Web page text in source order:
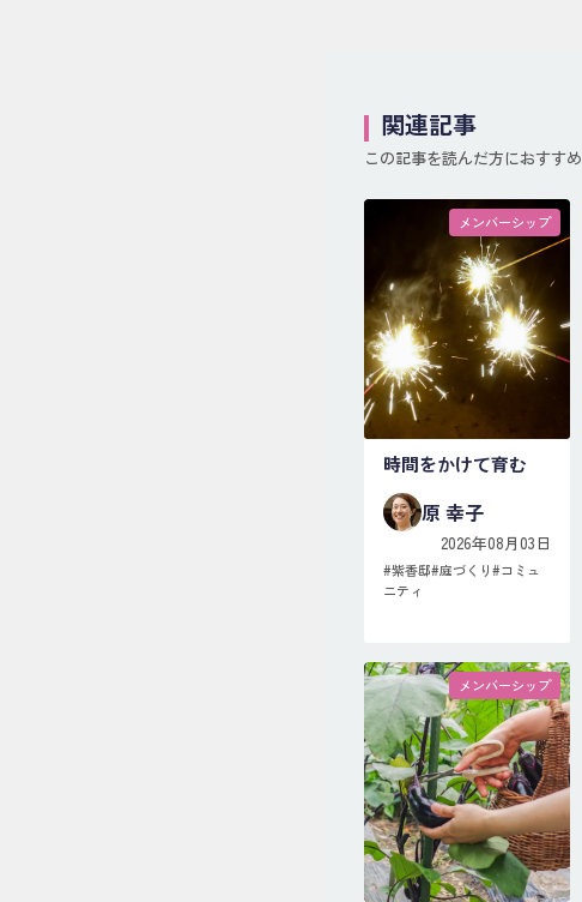
関連記事
この記事を読んだ方におすすめ
メンバーシップ
時間をかけて育む
原 幸子
2026年08月03日
#紫香邸#庭づくり#コミュ
ニティ
メンバーシップ